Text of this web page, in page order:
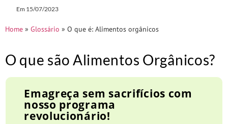
Em 15/07/2023
Home » Glossário » O que é: Alimentos orgânicos
O que são Alimentos Orgânicos?
Emagreça sem sacrifícios com
nosso programa
revolucionário!